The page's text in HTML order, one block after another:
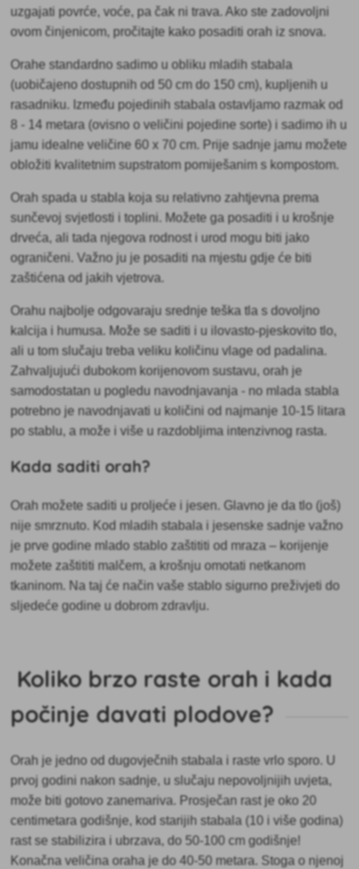
uzgajati povrće, voće, pa čak ni trava. Ako ste zadovoljni
ovom činjenicom, pročitajte kako posaditi orah iz snova.
Orahe standardno sadimo u obliku mladih stabala
(uobičajeno dostupnih od 50 cm do 150 cm), kupljenih u
rasadniku. Između pojedinih stabala ostavljamo razmak od
8 - 14 metara (ovisno o veličini pojedine sorte) i sadimo ih u
jamu idealne veličine 60 x 70 cm. Prije sadnje jamu možete
obložiti kvalitetnim supstratom pomiješanim s kompostom.
Orah spada u stabla koja su relativno zahtjevna prema
sunčevoj svjetlosti i toplini. Možete ga posaditi i u krošnje
drveća, ali tada njegova rodnost i urod mogu biti jako
ograničeni. Važno ju je posaditi na mjestu gdje će biti
zaštićena od jakih vjetrova.
Orahu najbolje odgovaraju srednje teška tla s dovoljno
kalcija i humusa. Može se saditi i u ilovasto-pjeskovito tlo,
ali u tom slučaju treba veliku količinu vlage od padalina.
Zahvaljujući dubokom korijenovom sustavu, orah je
samodostatan u pogledu navodnjavanja - no mlada stabla
potrebno je navodnjavati u količini od najmanje 10-15 litara
po stablu, a može i više u razdobljima intenzivnog rasta.
Kada saditi orah?
Orah možete saditi u proljeće i jesen. Glavno je da tlo (još)
nije smrznuto. Kod mladih stabala i jesenske sadnje važno
je prve godine mlado stablo zaštititi od mraza – korijenje
možete zaštititi malčem, a krošnju omotati netkanom
tkaninom. Na taj će način vaše stablo sigurno preživjeti do
sljedeće godine u dobrom zdravlju.
Koliko brzo raste orah i kada
počinje davati plodove?
Orah je jedno od dugovječnih stabala i raste vrlo sporo. U
prvoj godini nakon sadnje, u slučaju nepovoljnijih uvjeta,
može biti gotovo zanemariva. Prosječan rast je oko 20
centimetara godišnje, kod starijih stabala (10 i više godina)
rast se stabilizira i ubrzava, do 50-100 cm godišnje!
Konačna veličina oraha je do 40-50 metara. Stoga o njenoj